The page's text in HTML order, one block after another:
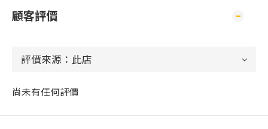
顧客評價
尚未有任何評價